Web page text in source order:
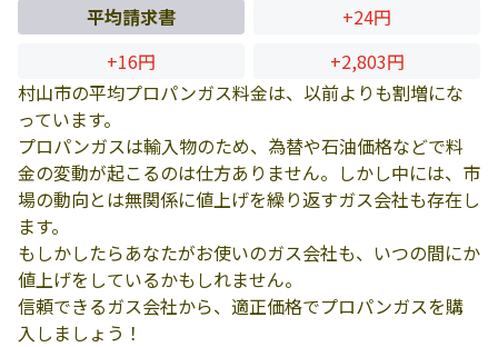
平均請求書
+24円
+16円
+2,803円
村山市の平均プロパンガス料金は、以前よりも割増にな
っています。
プロパンガスは輸入物のため、為替や石油価格などで料
金の変動が起こるのは仕方ありません。しかし中には、市
場の動向とは無関係に値上げを繰り返すガス会社も存在し
ます。
もしかしたらあなたがお使いのガス会社も、いつの間にか
値上げをしているかもしれません。
信頼できるガス会社から、適正価格でプロパンガスを購
入しましょう！